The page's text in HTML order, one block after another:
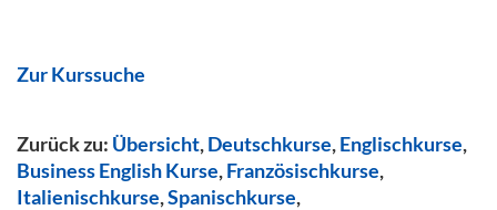
Zur Kurssuche
Zurück zu: Übersicht,Deutschkurse,Englischkurse,
Business English Kurse,Französischkurse,
Italienischkurse,Spanischkurse,